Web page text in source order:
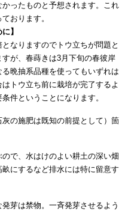
ったものと予想されます。これ
おります。
】
なりますのでトウ立ちが問題と
が、春蒔きは3月下旬の春彼岸
晩抽系品種を使ってもいずれは
トウ立ち前に栽培が完了するよ
件ということになります。
灰の施肥は既知の前提として）箇
で、水はけのよい耕土の深い畑
にするなど排水には特に留意す
芽は禁物。一斉発芽させるよう